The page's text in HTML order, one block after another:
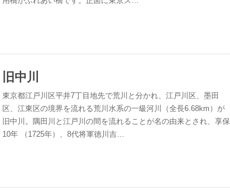
旧中川
東京都江戸川区平井7丁目地先で荒川と分かれ、江戸川区、墨田
区、江東区の境界を流れる荒川水系の一級河川（全長6.68km）が
旧中川。隅田川と江戸川の間を流れることが名の由来とされ、享保
10年 （1725年）、8代将軍徳川吉…